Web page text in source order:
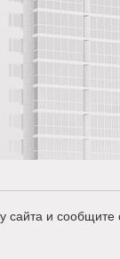
сайта и